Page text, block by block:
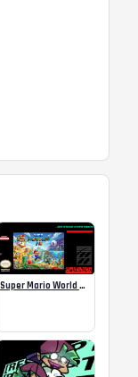
Super Mario World Mix Online